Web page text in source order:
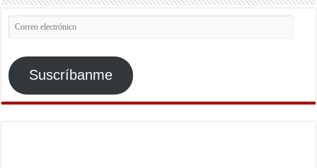
Correo
electrónico
Suscríbanme